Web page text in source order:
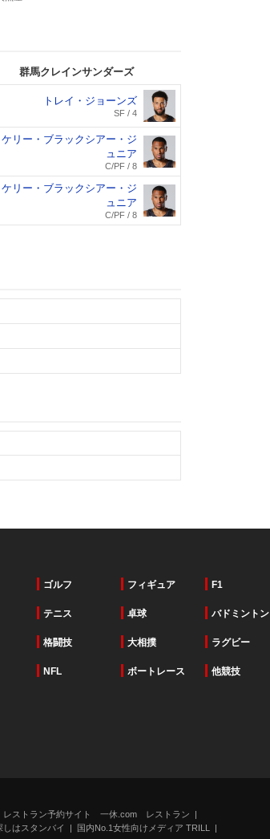
ゴルフ フィギュア F1
テニス 卓球 バドミントン
格闘技 大相撲 ラグビー
NFL ボートレース 他競技
レストラン予約サイト 一休.com レストラン
しはスタンバイ
国内No.1女性向けメディア TRILL